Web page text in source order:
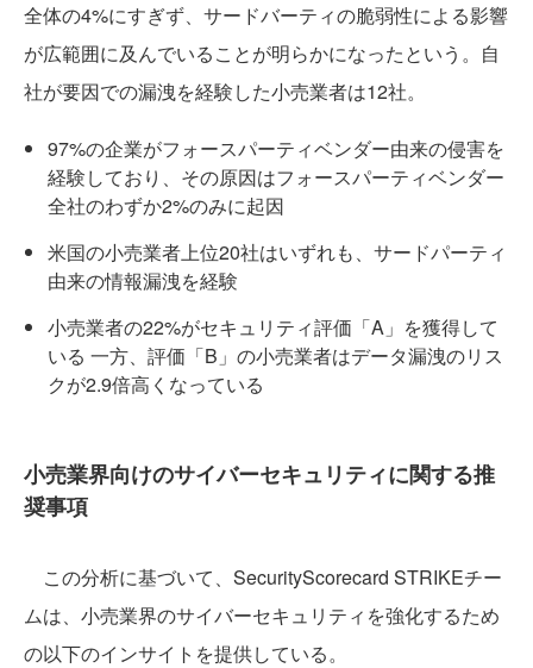
全体の4%にすぎず、サードバーティの脆弱性による影響
が広範囲に及んでいることが明らかになったという。自
社が要因での漏洩を経験した小売業者は12社。
97%の企業がフォースパーティベンダー由来の侵害を
経験しており、その原因はフォースパーティベンダー
全社のわずか2%のみに起因
米国の小売業者上位20社はいずれも、サードパーティ
由来の情報漏洩を経験
小売業者の22%がセキュリティ評価「A」を獲得して
いる 一方、評価「B」の小売業者はデータ漏洩のリス
クが2.9倍高くなっている
小売業界向けのサイバーセキュリティに関する推
奨事項
この分析に基づいて、SecurityScorecard STRIKEチー
ムは、小売業界のサイバーセキュリティを強化するため
の以下のインサイトを提供している。